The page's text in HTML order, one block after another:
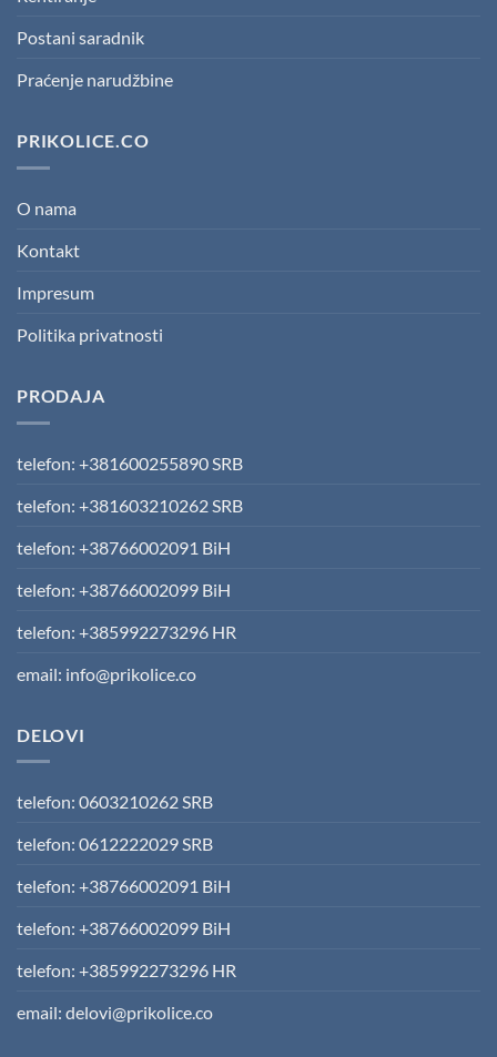
Postani saradnik
Praćenje narudžbine
PRIKOLICE.CO
O nama
Kontakt
Impresum
Politika privatnosti
PRODAJA
telefon: +381600255890 SRB
telefon: +381603210262 SRB
telefon: +38766002091 BiH
telefon: +38766002099 BiH
telefon: +385992273296 HR
email: info@prikolice.co
DELOVI
telefon: 0603210262 SRB
telefon: 0612222029 SRB
telefon: +38766002091 BiH
telefon: +38766002099 BiH
telefon: +385992273296 HR
email: delovi@prikolice.co